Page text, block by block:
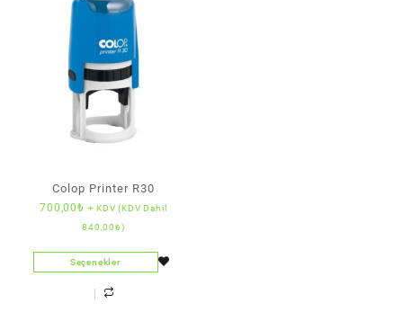
Colop Printer R30
700,00₺ + KDV (KDV Dahil
840,00₺)
Seçenekler